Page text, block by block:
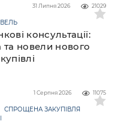
21029
31 Липня 2026
консультації:
та новели нового
11075
1 Серпня 2026
СПРОЩЕНА ЗАКУПІВЛЯ